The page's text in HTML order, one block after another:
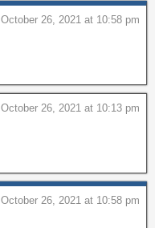
October 26, 2021 at 10:58 pm
October 26, 2021 at 10:13 pm
October 26, 2021 at 10:58 pm